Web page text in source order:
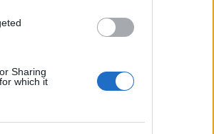
Sharing
which it
progressivement le
vos frites. Si vous
indispensable : par
du feu (180°C). Cette